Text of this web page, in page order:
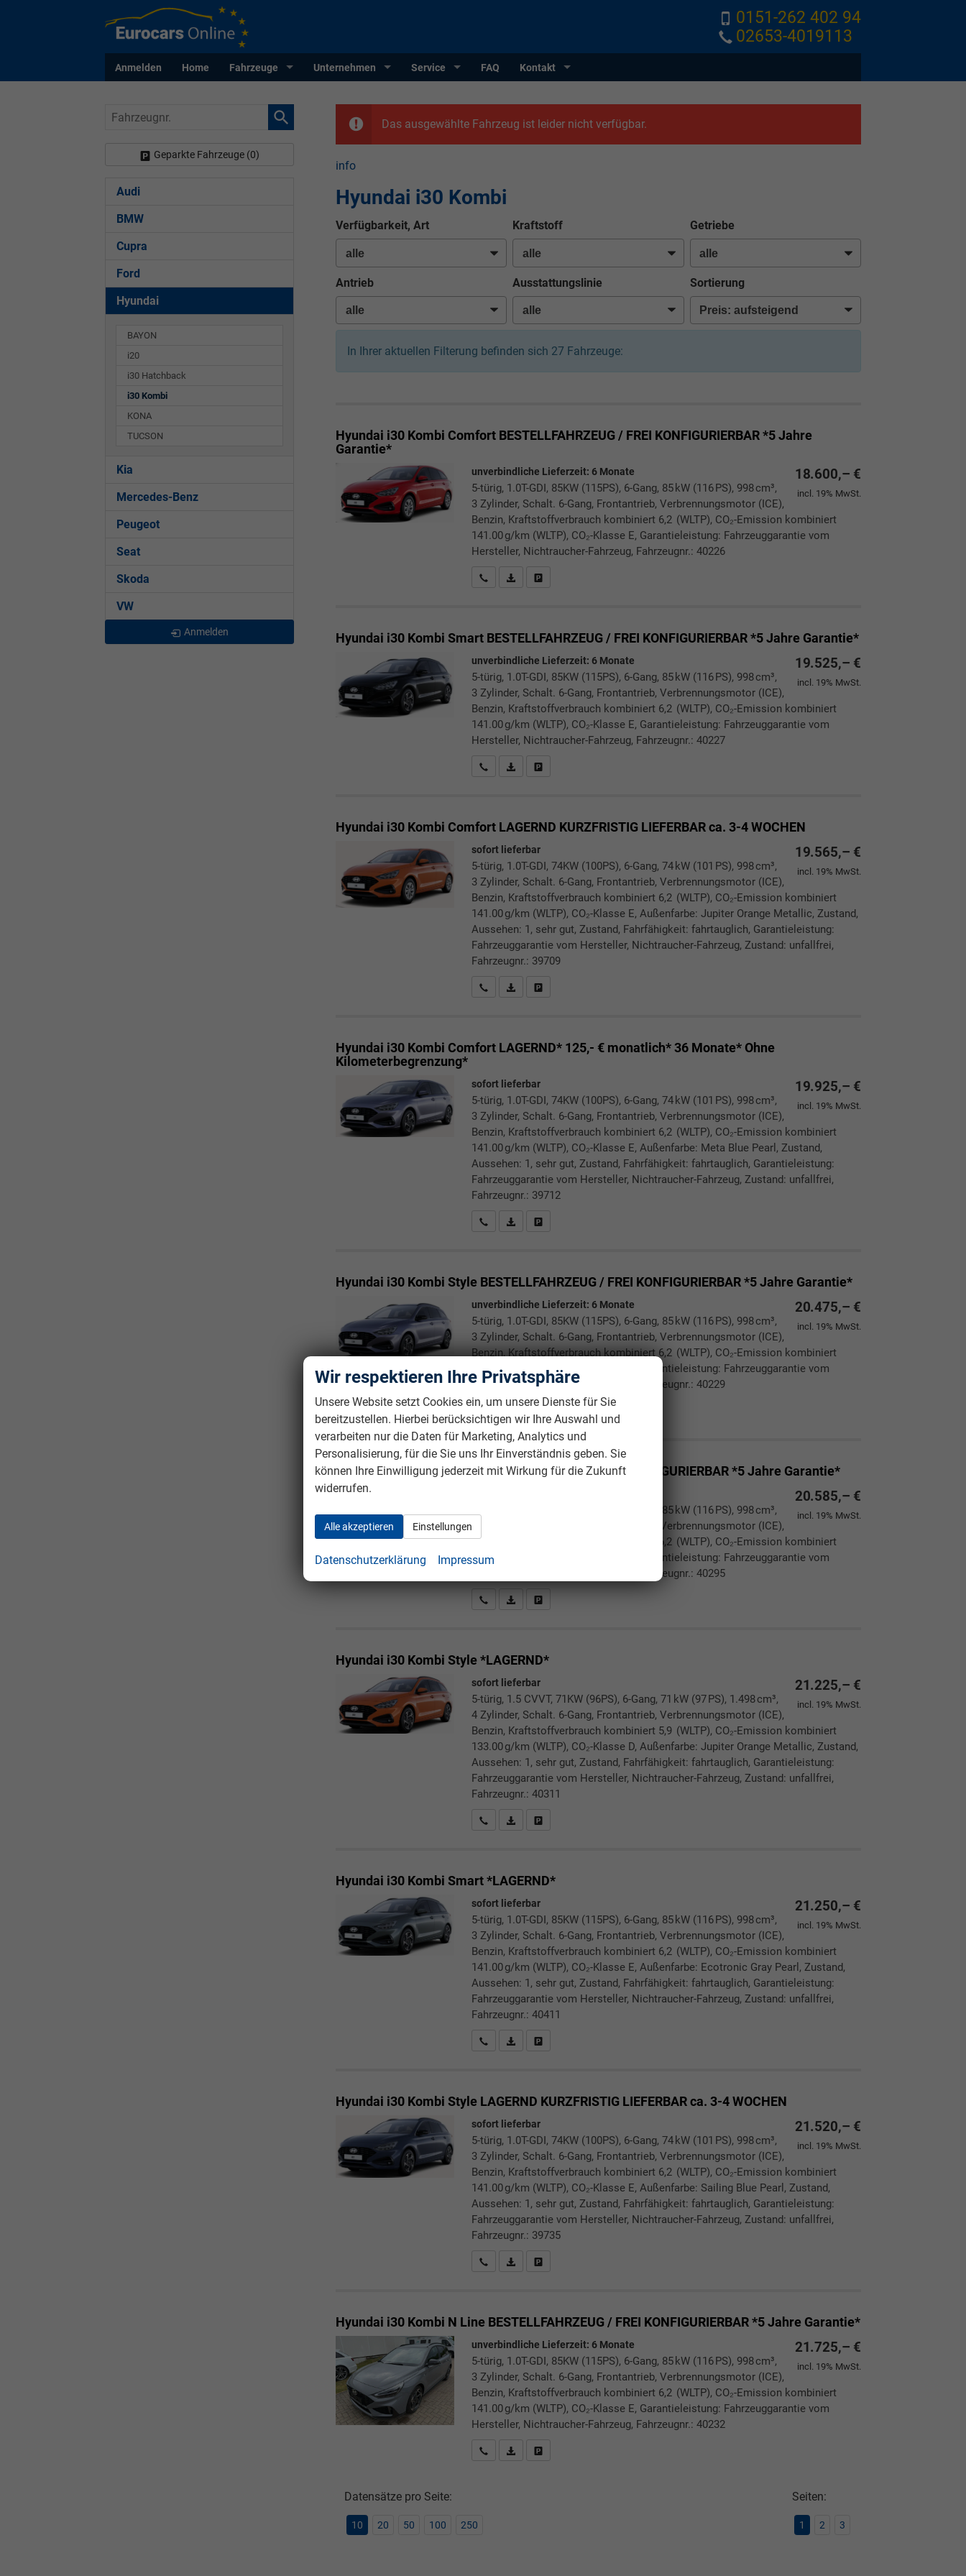
0151-262 402 94
02653-4019113
Anmelden Home Fahrzeuge Unternehmen Service FAQ Kontakt
Das ausgewählte Fahrzeug ist leider nicht verfügbar.
info
Hyundai i30 Kombi
Verfügbarkeit, Art Kraftstoff Getriebe
Antrieb Ausstattungslinie Sortierung
In Ihrer aktuellen Filterung befinden sich 27 Fahrzeuge:
Hyundai i30 Kombi Comfort BESTELLFAHRZEUG / FREI KONFIGURIERBAR *5 Jahre
Garantie*
18.600,– €
incl. 19% MwSt.
unverbindliche Lieferzeit: 6 Monate
5-türig, 1.0T-GDI, 85KW (115PS), 6-Gang, 85 kW (116 PS), 998 cm³,
3 Zylinder, Schalt. 6-Gang, Frontantrieb, Verbrennungsmotor (ICE),
Benzin, Kraftstoffverbrauch kombiniert 6,2 (WLTP), CO₂-Emission kombiniert
141.00 g/km (WLTP), CO₂-Klasse E, Garantieleistung: Fahrzeuggarantie vom
Hersteller, Nichtraucher-Fahrzeug, Fahrzeugnr.: 40226
Rückrufbitte absenden
PDF-Datei, Fahrzeugexposé drucken
Drucken, parken oder vergleichen
Hyundai i30 Kombi Smart BESTELLFAHRZEUG / FREI KONFIGURIERBAR *5 Jahre Garantie*
19.525,– €
incl. 19% MwSt.
unverbindliche Lieferzeit: 6 Monate
5-türig, 1.0T-GDI, 85KW (115PS), 6-Gang, 85 kW (116 PS), 998 cm³,
3 Zylinder, Schalt. 6-Gang, Frontantrieb, Verbrennungsmotor (ICE),
Benzin, Kraftstoffverbrauch kombiniert 6,2 (WLTP), CO₂-Emission kombiniert
141.00 g/km (WLTP), CO₂-Klasse E, Garantieleistung: Fahrzeuggarantie vom
Hersteller, Nichtraucher-Fahrzeug, Fahrzeugnr.: 40227
Rückrufbitte absenden
PDF-Datei, Fahrzeugexposé drucken
Drucken, parken oder vergleichen
Hyundai i30 Kombi Comfort LAGERND KURZFRISTIG LIEFERBAR ca. 3-4 WOCHEN
19.565,– €
incl. 19% MwSt.
sofort lieferbar
5-türig, 1.0T-GDI, 74KW (100PS), 6-Gang, 74 kW (101 PS), 998 cm³,
3 Zylinder, Schalt. 6-Gang, Frontantrieb, Verbrennungsmotor (ICE),
Benzin, Kraftstoffverbrauch kombiniert 6,2 (WLTP), CO₂-Emission kombiniert
141.00 g/km (WLTP), CO₂-Klasse E, Außenfarbe: Jupiter Orange Metallic, Zustand,
Aussehen: 1, sehr gut, Zustand, Fahrfähigkeit: fahrtauglich, Garantieleistung:
Fahrzeuggarantie vom Hersteller, Nichtraucher-Fahrzeug, Zustand: unfallfrei,
Fahrzeugnr.: 39709
Rückrufbitte absenden
PDF-Datei, Fahrzeugexposé drucken
Drucken, parken oder vergleichen
Hyundai i30 Kombi Comfort LAGERND* 125,- € monatlich* 36 Monate* Ohne
Kilometerbegrenzung*
19.925,– €
incl. 19% MwSt.
sofort lieferbar
5-türig, 1.0T-GDI, 74KW (100PS), 6-Gang, 74 kW (101 PS), 998 cm³,
3 Zylinder, Schalt. 6-Gang, Frontantrieb, Verbrennungsmotor (ICE),
Benzin, Kraftstoffverbrauch kombiniert 6,2 (WLTP), CO₂-Emission kombiniert
141.00 g/km (WLTP), CO₂-Klasse E, Außenfarbe: Meta Blue Pearl, Zustand,
Aussehen: 1, sehr gut, Zustand, Fahrfähigkeit: fahrtauglich, Garantieleistung:
Fahrzeuggarantie vom Hersteller, Nichtraucher-Fahrzeug, Zustand: unfallfrei,
Fahrzeugnr.: 39712
Rückrufbitte absenden
PDF-Datei, Fahrzeugexposé drucken
Drucken, parken oder vergleichen
Hyundai i30 Kombi Style BESTELLFAHRZEUG / FREI KONFIGURIERBAR *5 Jahre Garantie*
20.475,– €
incl. 19% MwSt.
unverbindliche Lieferzeit: 6 Monate
5-türig, 1.0T-GDI, 85KW (115PS), 6-Gang, 85 kW (116 PS), 998 cm³,
3 Zylinder, Schalt. 6-Gang, Frontantrieb, Verbrennungsmotor (ICE),
Benzin, Kraftstoffverbrauch kombiniert 6,2 (WLTP), CO₂-Emission kombiniert
141.00 g/km (WLTP), CO₂-Klasse E, Garantieleistung: Fahrzeuggarantie vom
Hersteller, Nichtraucher-Fahrzeug, Fahrzeugnr.: 40229
Hyundai i30 KombiGO BESTELLFAHRZEUG / FREI KONFIGURIERBAR *5 Jahre Garantie*
20.585,– €
incl. 19% MwSt.
5-türig, 1.0T-GDI, 85KW (115PS), 6-Gang, 85 kW (116 PS), 998 cm³,
3 Zylinder, Schalt. 6-Gang, Frontantrieb, Verbrennungsmotor (ICE),
Benzin, Kraftstoffverbrauch kombiniert 6,2 (WLTP), CO₂-Emission kombiniert
141.00 g/km (WLTP), CO₂-Klasse E, Garantieleistung: Fahrzeuggarantie vom
Hersteller, Nichtraucher-Fahrzeug, Fahrzeugnr.: 40295
Rückrufbitte absenden
PDF-Datei, Fahrzeugexposé drucken
Hyundai i30 Kombi Style *LAGERND*
21.225,– €
incl. 19% MwSt.
sofort lieferbar
5-türig, 1.5 CVVT, 71KW (96PS), 6-Gang, 71 kW (97 PS), 1.498 cm³,
4 Zylinder, Schalt. 6-Gang, Frontantrieb, Verbrennungsmotor (ICE),
Benzin, Kraftstoffverbrauch kombiniert 5,9 (WLTP), CO₂-Emission kombiniert
133.00 g/km (WLTP), CO₂-Klasse D, Außenfarbe: Jupiter Orange Metallic, Zustand,
Aussehen: 1, sehr gut, Zustand, Fahrfähigkeit: fahrtauglich, Garantieleistung:
Fahrzeuggarantie vom Hersteller, Nichtraucher-Fahrzeug, Zustand: unfallfrei,
Fahrzeugnr.: 40311
Rückrufbitte absenden
PDF-Datei, Fahrzeugexposé drucken
Drucken, parken oder vergleichen
Hyundai i30 Kombi Smart *LAGERND*
21.250,– €
incl. 19% MwSt.
sofort lieferbar
5-türig, 1.0T-GDI, 85KW (115PS), 6-Gang, 85 kW (116 PS), 998 cm³,
3 Zylinder, Schalt. 6-Gang, Frontantrieb, Verbrennungsmotor (ICE),
Benzin, Kraftstoffverbrauch kombiniert 6,2 (WLTP), CO₂-Emission kombiniert
141.00 g/km (WLTP), CO₂-Klasse E, Außenfarbe: Ecotronic Gray Pearl, Zustand,
Aussehen: 1, sehr gut, Zustand, Fahrfähigkeit: fahrtauglich, Garantieleistung:
Fahrzeuggarantie vom Hersteller, Nichtraucher-Fahrzeug, Zustand: unfallfrei,
Fahrzeugnr.: 40411
Rückrufbitte absenden
PDF-Datei, Fahrzeugexposé drucken
Drucken, parken oder vergleichen
Hyundai i30 Kombi Style LAGERND KURZFRISTIG LIEFERBAR ca. 3-4 WOCHEN
21.520,– €
incl. 19% MwSt.
sofort lieferbar
5-türig, 1.0T-GDI, 74KW (100PS), 6-Gang, 74 kW (101 PS), 998 cm³,
3 Zylinder, Schalt. 6-Gang, Frontantrieb, Verbrennungsmotor (ICE),
Benzin, Kraftstoffverbrauch kombiniert 6,2 (WLTP), CO₂-Emission kombiniert
141.00 g/km (WLTP), CO₂-Klasse E, Außenfarbe: Sailing Blue Pearl, Zustand,
Aussehen: 1, sehr gut, Zustand, Fahrfähigkeit: fahrtauglich, Garantieleistung:
Fahrzeuggarantie vom Hersteller, Nichtraucher-Fahrzeug, Zustand: unfallfrei,
Fahrzeugnr.: 39735
Rückrufbitte absenden
PDF-Datei, Fahrzeugexposé drucken
Drucken, parken oder vergleichen
Hyundai i30 Kombi N Line BESTELLFAHRZEUG / FREI KONFIGURIERBAR *5 Jahre Garantie*
21.725,– €
incl. 19% MwSt.
unverbindliche Lieferzeit: 6 Monate
5-türig, 1.0T-GDI, 85KW (115PS), 6-Gang, 85 kW (116 PS), 998 cm³,
3 Zylinder, Schalt. 6-Gang, Frontantrieb, Verbrennungsmotor (ICE),
Benzin, Kraftstoffverbrauch kombiniert 6,2 (WLTP), CO₂-Emission kombiniert
141.00 g/km (WLTP), CO₂-Klasse E, Garantieleistung: Fahrzeuggarantie vom
Hersteller, Nichtraucher-Fahrzeug, Fahrzeugnr.: 40232
Rückrufbitte absenden
PDF-Datei, Fahrzeugexposé drucken
Drucken, parken oder vergleichen
Datensätze pro Seite:
10 20 50 100 250
Seiten:
1 2 3
Fahrzeugnr.
Geparkte Fahrzeuge (0)
Audi
BMW
Cupra
Ford
Hyundai
BAYON
i20
i30 Hatchback
i30 Kombi
KONA
TUCSON
Kia
Mercedes-Benz
Peugeot
Seat
Skoda
VW
Anmelden
Wir respektieren Ihre Privatsphäre
Unsere Website setzt Cookies ein, um unsere Dienste für Sie
bereitzustellen. Hierbei berücksichtigen wir Ihre Auswahl und
verarbeiten nur die Daten für Marketing, Analytics und
Personalisierung, für die Sie uns Ihr Einverständnis geben. Sie
können Ihre Einwilligung jederzeit mit Wirkung für die Zukunft
widerrufen.
Alle akzeptieren Einstellungen
Datenschutzerklärung Impressum